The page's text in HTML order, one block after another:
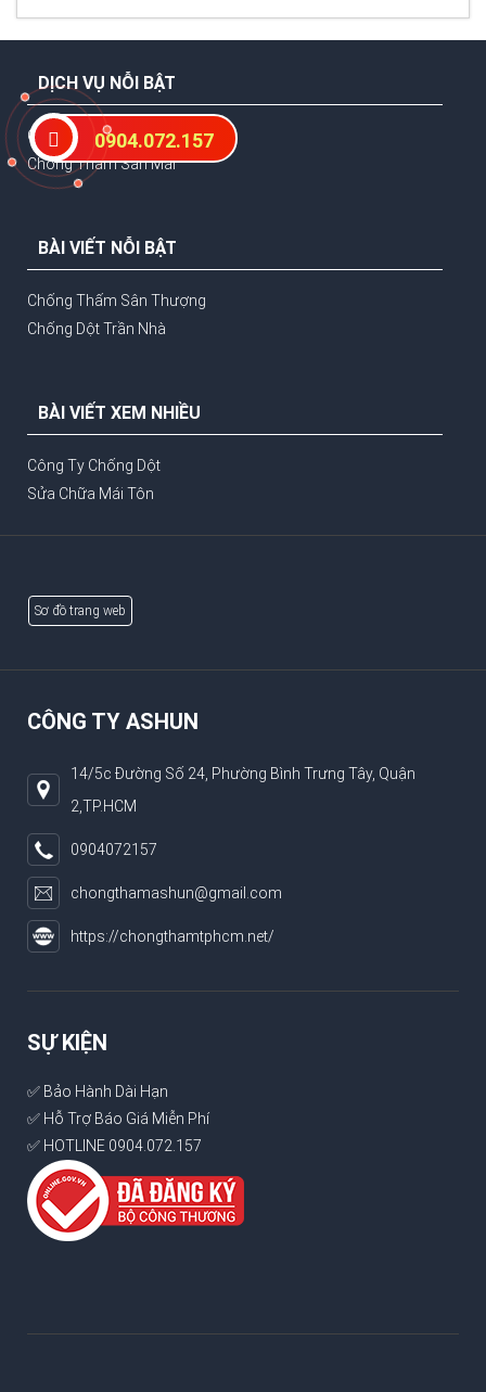
DỊCH VỤ NỖI BẬT
Chống Thấm Nhà Vệ Sinh
Chống Thấm Sàn Mái
BÀI VIẾT NỖI BẬT
Chống Thấm Sân Thượng
Chống Dột Trần Nhà
BÀI VIẾT XEM NHIỀU
Công Ty Chống Dột
Sửa Chữa Mái Tôn
Sơ đồ trang web
CÔNG TY ASHUN
14/5c Đường Số 24, Phường Bình Trưng Tây, Quận
2,TP.HCM
0904072157
chongthamashun@gmail.com
https://chongthamtphcm.net/
SỰ KIỆN
✅ Bảo Hành Dài Hạn
✅ Hỗ Trợ Báo Giá Miễn Phí
✅ HOTLINE 0904.072.157
0904.072.157